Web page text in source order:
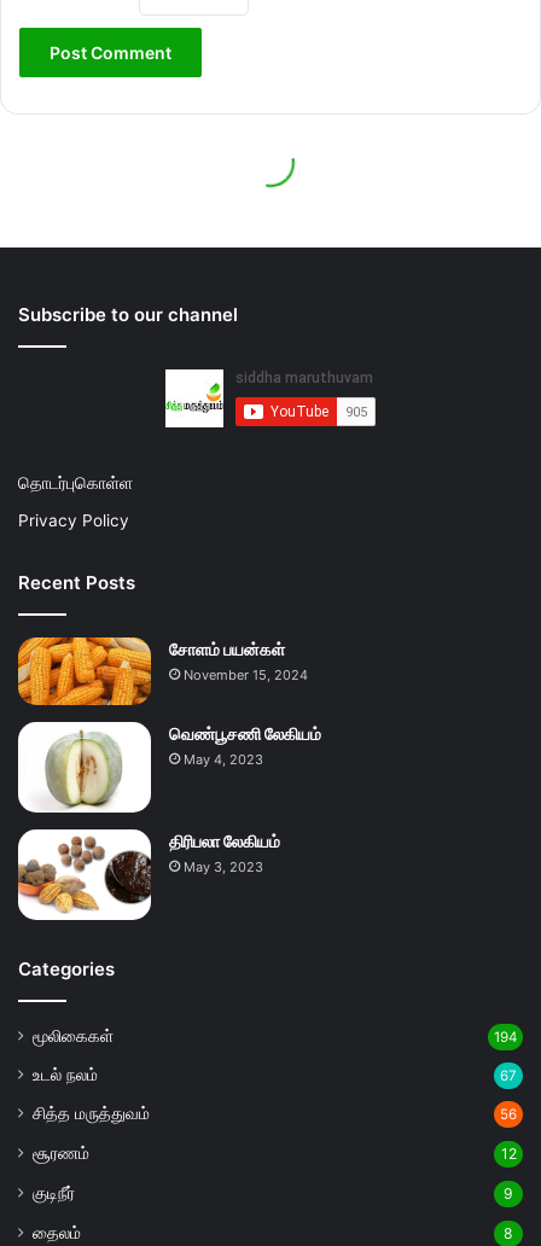
Subscribe to our channel
தொடர்புகொள்ள
Privacy Policy
Recent Posts
சோளம் பயன்கள்
November 15, 2024
வெண்பூசணி லேகியம்
May 4, 2023
திரிபலா லேகியம்
May 3, 2023
Categories
மூலிகைகள் 194
உடல் நலம் 67
சித்த மருத்துவம் 56
சூரணம் 12
குடிநீர் 9
தைலம் 8